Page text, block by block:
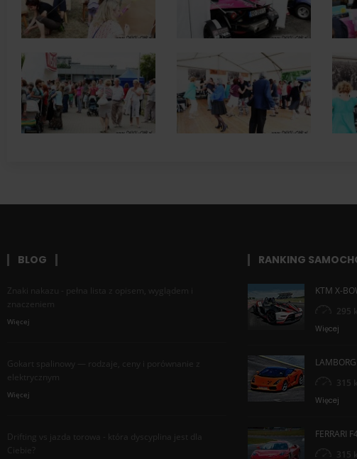
BLOG
Znaki nakazu - pełna lista z opisem, wyglądem i
znaczeniem
Więcej
Gokart spalinowy — rodzaje, ceny i porównanie z
elektrycznym
Więcej
Drifting vs jazda torowa - która dyscyplina jest dla
Ciebie?
RANKING
KTM X-
295
Więcej
315
Więcej
FERRARI
315